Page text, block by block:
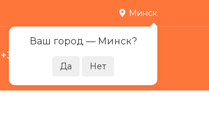
Минск
Ваш город — Минск?
+375 29 378-07-17
Пн-Пт 09:00-21:00